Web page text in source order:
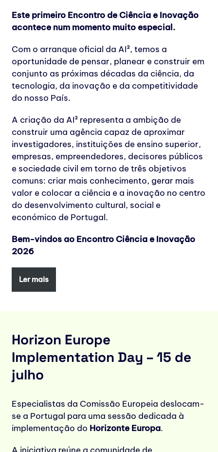
Este primeiro Encontro de Ciência e Inovação
acontece num momento muito especial.
Com o arranque oficial da AI², temos a
oportunidade de pensar, planear e construir em
conjunto as próximas décadas da ciência, da
tecnologia, da inovação e da competitividade
do nosso País.
A criação da AI² representa a ambição de
construir uma agência capaz de aproximar
investigadores, instituições de ensino superior,
empresas, empreendedores, decisores públicos
e sociedade civil em torno de três objetivos
comuns: criar mais conhecimento, gerar mais
valor e colocar a ciência e a inovação no centro
do desenvolvimento cultural, social e
económico de Portugal.
Bem-vindos ao Encontro Ciência e Inovação
2026
Ler mais
Horizon Europe
Implementation Day – 15 de
julho
Especialistas da Comissão Europeia deslocam-
se a Portugal para uma sessão dedicada à
implementação do Horizonte Europa.
A iniciativa reúne a comunidade de